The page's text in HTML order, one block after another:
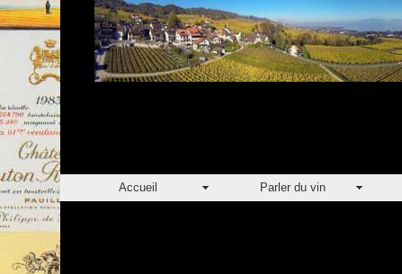
Accueil Parler du vin